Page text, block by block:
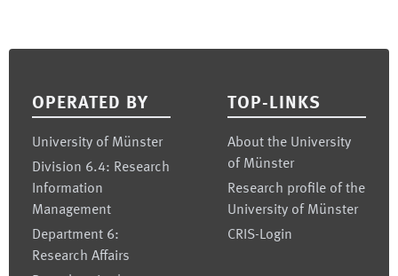
OPERATED BY
University of Münster
Division 6.4: Research
Information
Management
Department 6:
Research Affairs
TOP-LINKS
About the University
of Münster
Research profile of the
University of Münster
CRIS-Login